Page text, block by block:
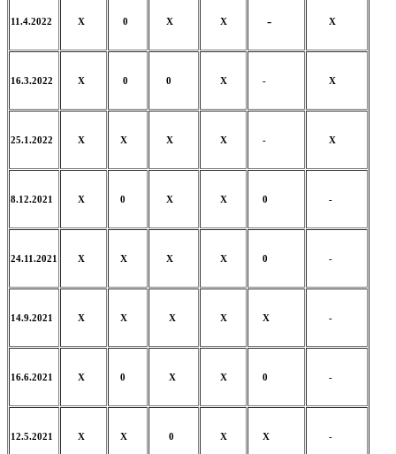
11.4.2022 X 0 X X - X
16.3.2022 X 0 0 X - X
25.1.2022 X X X X - X
8.12.2021 X 0 X X 0 -
24.11.2021 X X X X 0 -
14.9.2021 X X X X X -
16.6.2021 X 0 X X 0 -
12.5.2021 X X 0 X X -